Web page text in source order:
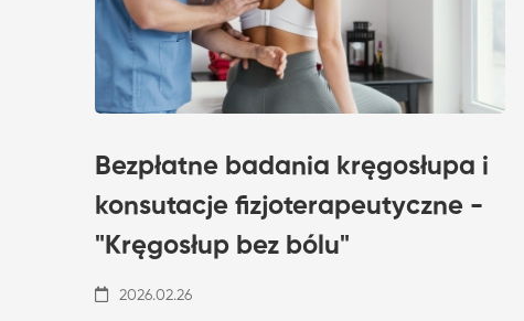
Bezpłatne badania kręgosłupa i
konsutacje fizjoterapeutyczne -
"Kręgosłup bez bólu"
2026.02.26